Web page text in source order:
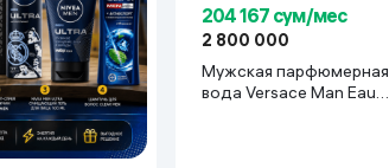
204 167 сум/мес
2 800 000
Мужская парфюмерная
вода Versace Man Eau